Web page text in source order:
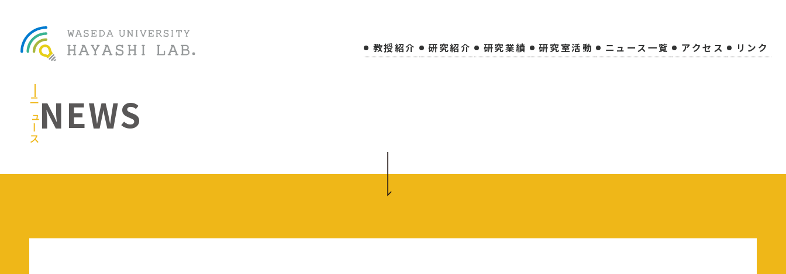
教授紹介 研究紹介 研究業績 研究室活動 ニュース一覧 アクセス リンク
ニュースNEWS